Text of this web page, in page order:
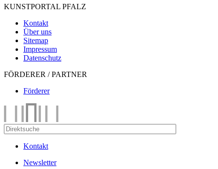
KUNSTPORTAL PFALZ
Kontakt
Über uns
Sitemap
Impressum
Datenschutz
FÖRDERER / PARTNER
Förderer
Kontakt
Newsletter